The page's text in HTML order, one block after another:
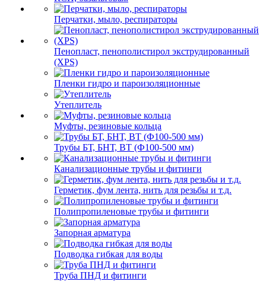
Перчатки, мыло, респираторы
Пенопласт, пенополистирол экструдированный
(XPS)
Пленки гидро и пароизоляционные
Утеплитель
Муфты, резиновые кольца
Трубы БТ, БНТ, ВТ (Ф100-500 мм)
Канализационные трубы и фитинги
Герметик, фум лента, нить для резьбы и т.д.
Полипропиленовые трубы и фитинги
Запорная арматура
Подводка гибкая для воды
Труба ПНД и фитинги